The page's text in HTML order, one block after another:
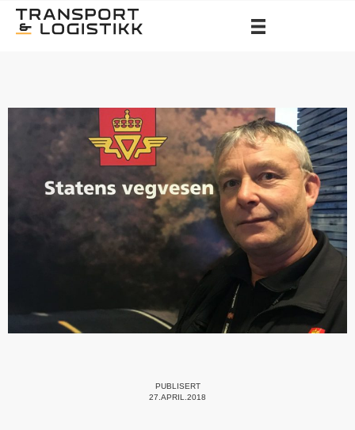
PUBLISERT
27.APRIL.2018